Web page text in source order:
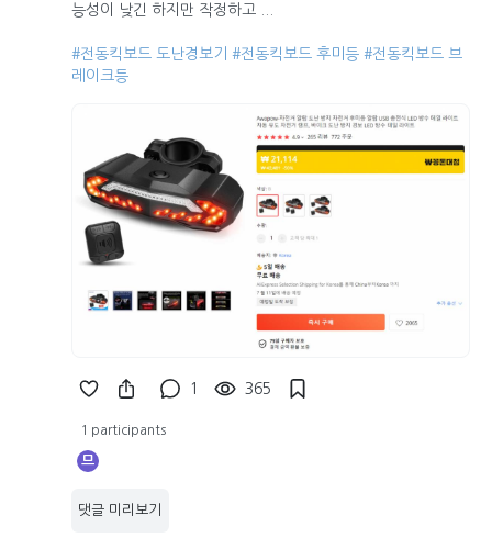
능성이 낮긴 하지만 작정하고 ...
#전동킥보드 도난경보기 #전동킥보드 후미등 #전동킥보드 브
레이크등
1 365
1 participants
므
댓글 미리보기